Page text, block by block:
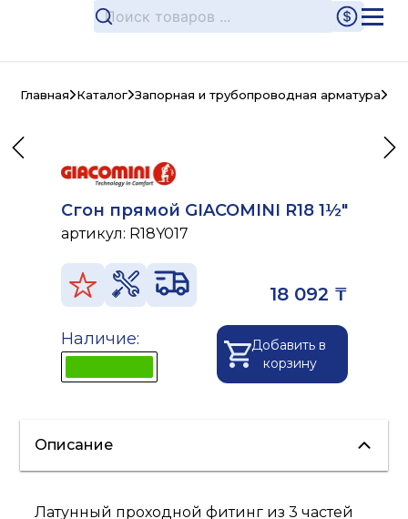
Главная Каталог Запорная и трубопроводная арматура
Сгон прямой GIACOMINI R18 1½"
артикул: R18Y017
18 092 ₸
Наличие:
Добавить в
корзину
Описание
Латунный проходной фитинг из 3 частей